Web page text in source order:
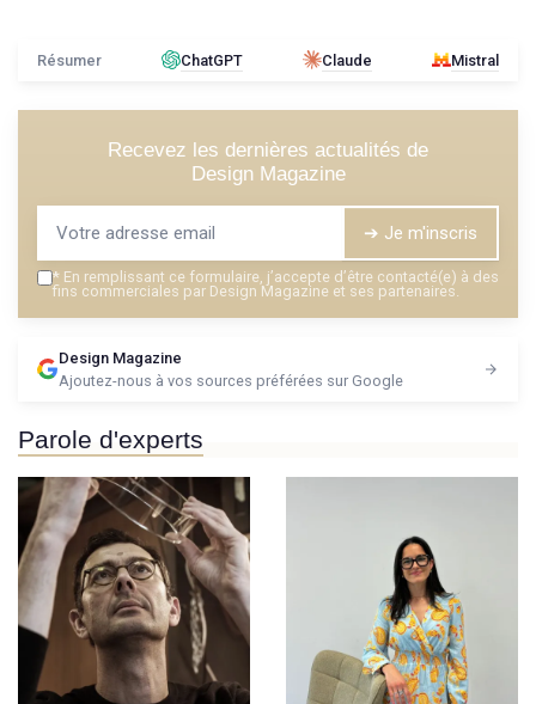
Résumer ChatGPT Claude Mistral
Recevez les dernières actualités de
Design Magazine
➔ Je m'inscris
* En remplissant ce formulaire, j’accepte d’être contacté(e) à des
fins commerciales par Design Magazine et ses partenaires.
Design Magazine
Ajoutez-nous à vos sources préférées sur Google
Parole d'experts